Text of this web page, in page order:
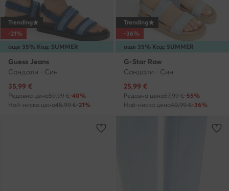
още 35% Код: SUMMER
Trending
-21%
Guess Jeans
Сандали · Син
Актуална цена
35,99 €
Редовна цена59,99 €-40%
Най-ниска цена45,99 €-21%
още 35% Код: SUMMER
Trending
-36%
G-Star Raw
Сандали · Син
Актуална цена
25,99 €
Редовна цена57,99 €-55%
Най-ниска цена40,99 €-36%